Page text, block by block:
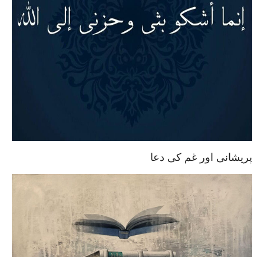
پریشانی اور غم کی دعا